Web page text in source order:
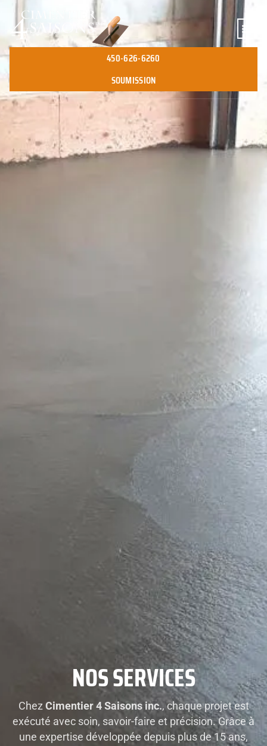
450-626-6260
SOUMISSION
NOS SERVICES
Chez Cimentier 4 Saisons inc., chaque projet est
exécuté avec soin, savoir-faire et précision. Grâce à
une expertise développée depuis plus de 15 ans,